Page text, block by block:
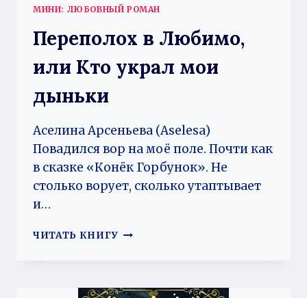
МИНИ: ЛЮБОВНЫЙ РОМАН
Переполох в Любимо,
или Кто украл мои
дыньки
Аселина Арсеньева (Aselesa)
Повадился вор на моё поле. Почти как
в сказке «Конёк Горбунок». Не
столько ворует, сколько утаптывает
и…
ЧИТАТЬ КНИГУ ПЕРЕПОЛОХ
КТО